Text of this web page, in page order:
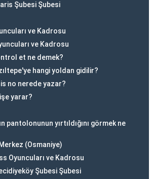
Şubesi Şubesi
ve Kadrosu
ve Kadrosu
et ne demek?
hangi yoldan gidilir?
no nerede yazar?
yarar?
pantolonunun yırtıldığını görmek ne
(Osmaniye)
Oyuncuları ve Kadrosu
Şubesi Şubesi